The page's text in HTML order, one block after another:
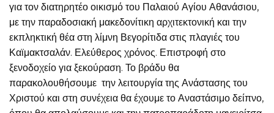
για τον διατηρητέο οικισμό του Παλαιού Αγίου Αθανάσιου,
με την παραδοσιακή μακεδονίτικη αρχιτεκτονική και την
εκπληκτική θέα στη λίμνη Βεγορίτιδα στις πλαγιές του
Καϊμακτσαλάν. Ελεύθερος χρόνος. Επιστροφή στο
ξενοδοχείο για ξεκούραση. Το βράδυ θα
παρακολουθήσουμε την λειτουργία της Ανάστασης του
Χριστού και στη συνέχεια θα έχουμε το Αναστάσιμο δείπνο,